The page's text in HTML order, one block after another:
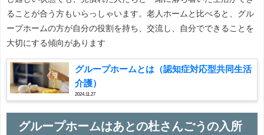
ることが合う方もいらっしゃいます。老人ホームと比べると、グル
ープホームの方が自分の役割を持ち、交流し、自分でできることを
大切にする傾向があります
グループホームとは（認知症対応型共同生活
介護）
2024.11.27
グループホームはあとの杜さんごうの入所